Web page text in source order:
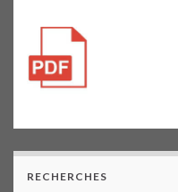
RECHERCHES